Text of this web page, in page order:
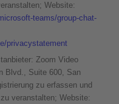
Website:
teams/group-chat-
privacystatement
Zoom Video
Blvd., Suite 600, San
zu erfassen und
veranstalten; Website: